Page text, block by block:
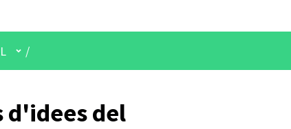
Menú d'usuari
/
d'idees del